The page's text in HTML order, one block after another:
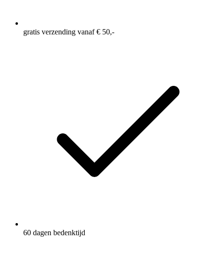
gratis verzending vanaf € 50,-
60 dagen bedenktijd